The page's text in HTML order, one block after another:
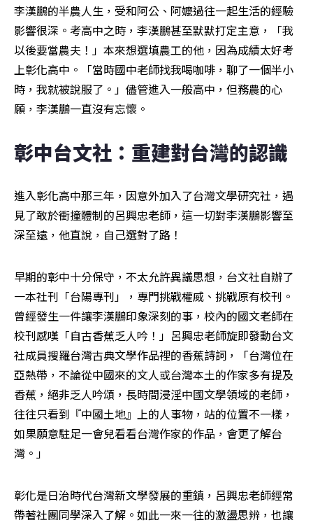
李漢鵬的半農人生，受和阿公、阿嬤過往一起生活的經驗
影響很深。考高中之時，李漢鵬甚至默默打定主意，「我
以後要當農夫！」本來想選填農工的他，因為成績太好考
上彰化高中。「當時國中老師找我喝咖啡，聊了一個半小
時，我就被說服了。」儘管進入一般高中，但務農的心
願，李漢鵬一直沒有忘懷。
彰中台文社：重建對台灣的認識
進入彰化高中那三年，因意外加入了台灣文學研究社，遇
見了敢於衝撞體制的呂興忠老師，這一切對李漢鵬影響至
深至遠，他直說，自己選對了路！
早期的彰中十分保守，不太允許異議思想，台文社自辦了
一本社刊「台陽專刊」，專門挑戰權威、挑戰原有校刊。
曾經發生一件讓李漢鵬印象深刻的事，校內的國文老師在
校刊感嘆「自古香蕉乏人吟！」呂興忠老師旋即發動台文
社成員搜羅台灣古典文學作品裡的香蕉詩詞，「台灣位在
亞熱帶，不論從中國來的文人或台灣本土的作家多有提及
香蕉，絕非乏人吟頌，長時間浸淫中國文學領域的老師，
往往只看到『中國土地』上的人事物，站的位置不一樣，
如果願意駐足一會兒看看台灣作家的作品，會更了解台
灣。」
彰化是日治時代台灣新文學發展的重鎮，呂興忠老師經常
帶著社團同學深入了解。如此一來一往的激盪思辨，也讓